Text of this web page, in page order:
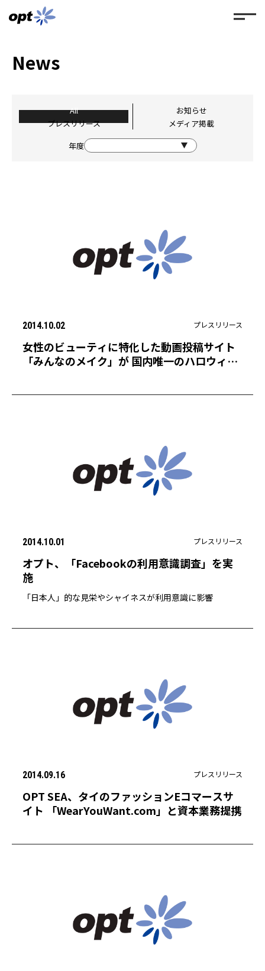
News
All
お知らせ
プレスリリース
メディア掲載
年度
2014.10.02 プレスリリース
女性のビューティに特化した動画投稿サイト
「みんなのメイク」が 国内唯一のハロウィン
2014.10.01 プレスリリース
オプト、「Facebookの利用意識調査」を実
施
「日本人」的な見栄やシャイネスが利用意識に影響
2014.09.16 プレスリリース
OPT SEA、タイのファッションEコマースサ
イト 「WearYouWant.com」と資本業務提携